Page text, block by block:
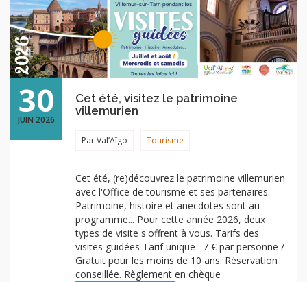
30
JUIN 2026
Cet été, visitez le patrimoine
villemurien
Par Val’Aïgo Tourisme
Cet été, (re)découvrez le patrimoine villemurien
avec l'Office de tourisme et ses partenaires.
Patrimoine, histoire et anecdotes sont au
programme... Pour cette année 2026, deux
types de visite s'offrent à vous. Tarifs des
visites guidées Tarif unique : 7 € par personne /
Gratuit pour les moins de 10 ans. Réservation
conseillée. Règlement en chèque